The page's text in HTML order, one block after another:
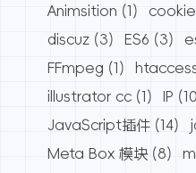
Animsition (1) cookie
discuz (3) ES6 (3)
FFmpeg (1)
illustrator cc (1) IP
JavaScript插件 (14)
Meta Box 模块 (8)